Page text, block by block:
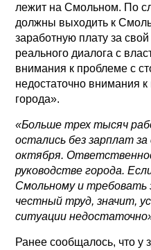
лежит на Смольном. По
должны выходить к
заработную плату за
реального диалога с
внимания к проблеме с
недостаточно внимания
города».
«Больше трех тысяч
остались без зарплат
октября.
руководстве города.
Смольному и требовать
честный труд, значит,
ситуации
Ранее сообщалось, что у